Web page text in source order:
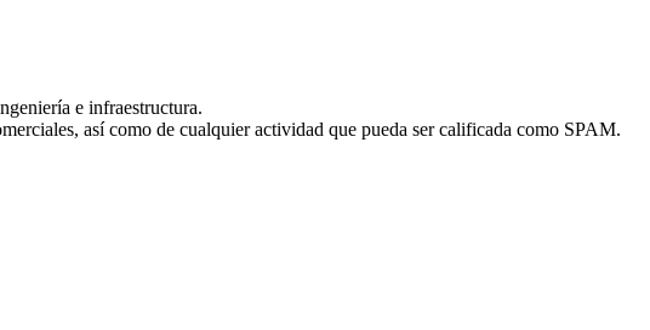
e infraestructura.
así como de cualquier actividad que pueda ser calificada como SPAM.